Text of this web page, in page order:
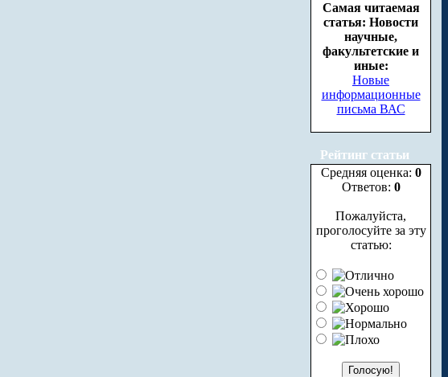
Самая читаемая
статья: Новости
научные,
факультетские и
иные:
Новые
информационные
письма ВАС
Рейтинг статьи
Средняя оценка: 0
Ответов: 0
Пожалуйста,
проголосуйте за эту
статью: